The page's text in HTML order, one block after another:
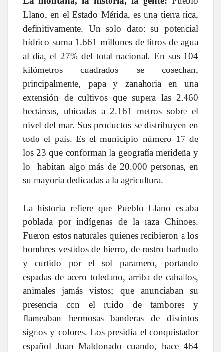
Llano, en el Estado Mérida, es una tierra rica,
definitivamente. Un solo dato: su potencial
hídrico suma 1.661 millones de litros de agua
al día, el 27% del total nacional. En sus 104
kilómetros cuadrados se cosechan,
principalmente, papa y zanahoria en una
extensión de cultivos que supera las 2.460
hectáreas, ubicadas a 2.161 metros sobre el
nivel del mar. Sus productos se distribuyen en
todo el país. Es el municipio número 17 de
los 23 que conforman la geografía merideña y
lo habitan algo más de 20.000 personas, en
su mayoría dedicadas a la agricultura.
La historia refiere que Pueblo Llano estaba
poblada por indígenas de la raza Chinoes.
Fueron estos naturales quienes recibieron a los
hombres vestidos de hierro, de rostro barbudo
y curtido por el sol paramero, portando
espadas de acero toledano, arriba de caballos,
animales jamás vistos; que anunciaban su
presencia con el ruido de tambores y
flameaban hermosas banderas de distintos
signos y colores. Los presidía el conquistador
español Juan Maldonado cuando, hace 464